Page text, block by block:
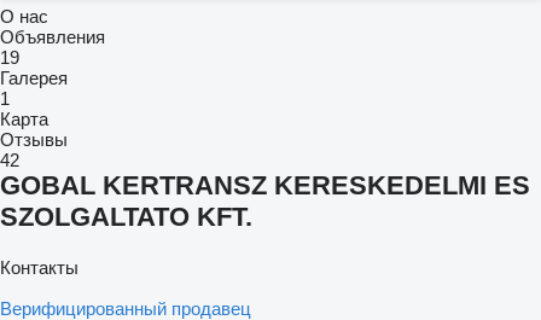
О нас
Объявления
19
Галерея
1
Карта
Отзывы
42
GOBAL KERTRANSZ KERESKEDELMI ES
SZOLGALTATO KFT.
Контакты
Верифицированный продавец